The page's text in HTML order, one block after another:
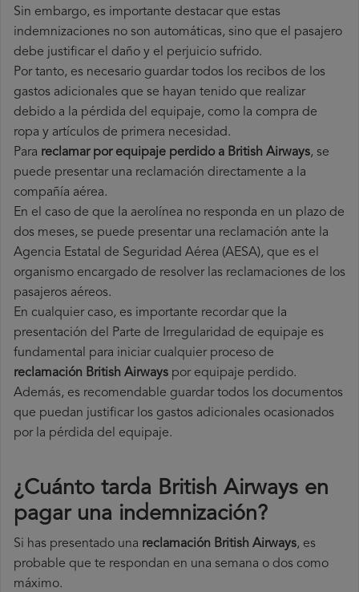
Sin embargo, es importante destacar que estas
indemnizaciones no son automáticas, sino que el pasajero
debe justificar el daño y el perjuicio sufrido.
Por tanto, es necesario guardar todos los recibos de los
gastos adicionales que se hayan tenido que realizar
debido a la pérdida del equipaje, como la compra de
ropa y artículos de primera necesidad.
Para reclamar por equipaje perdido a British Airways, se
puede presentar una reclamación directamente a la
compañía aérea.
En el caso de que la aerolínea no responda en un plazo de
dos meses, se puede presentar una reclamación ante la
Agencia Estatal de Seguridad Aérea (AESA), que es el
organismo encargado de resolver las reclamaciones de los
pasajeros aéreos.
En cualquier caso, es importante recordar que la
presentación del Parte de Irregularidad de equipaje es
fundamental para iniciar cualquier proceso de
reclamación British Airways por equipaje perdido.
Además, es recomendable guardar todos los documentos
que puedan justificar los gastos adicionales ocasionados
por la pérdida del equipaje.
¿Cuánto tarda British Airways en
pagar una indemnización?
Si has presentado una reclamación British Airways, es
probable que te respondan en una semana o dos como
máximo.